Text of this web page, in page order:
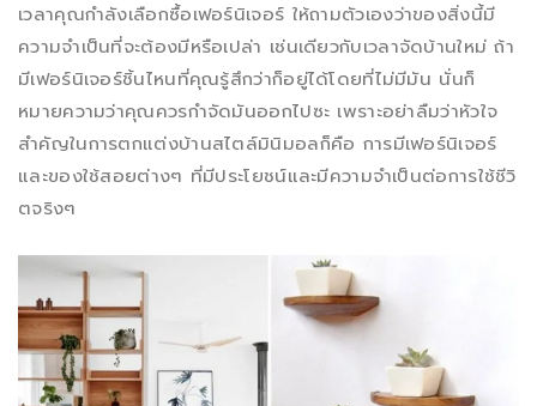
เวลาคุณกำลังเลือกซื้อเฟอร์นิเจอร์ ให้ถามตัวเองว่าของสิ่งนี้มี
ความจำเป็นที่จะต้องมีหรือเปล่า เช่นเดียวกับเวลาจัดบ้านใหม่ ถ้า
มีเฟอร์นิเจอร์ชิ้นไหนที่คุณรู้สึกว่าก็อยู่ได้โดยที่ไม่มีมัน นั่นก็
หมายความว่าคุณควรกำจัดมันออกไปซะ เพราะอย่าลืมว่าหัวใจ
สำคัญในการตกแต่งบ้านสไตล์มินิมอลก็คือ การมีเฟอร์นิเจอร์
และของใช้สอยต่างๆ ที่มีประโยชน์และมีความจำเป็นต่อการใช้ชีวิ
ตจริงๆ